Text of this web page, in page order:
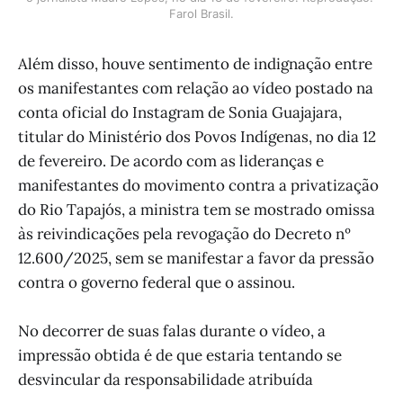
Farol Brasil.
Além disso, houve sentimento de indignação entre
os manifestantes com relação ao vídeo postado na
conta oficial do Instagram de Sonia Guajajara,
titular do Ministério dos Povos Indígenas, no dia 12
de fevereiro. De acordo com as lideranças e
manifestantes do movimento contra a privatização
do Rio Tapajós, a ministra tem se mostrado omissa
às reivindicações pela revogação do Decreto nº
12.600/2025, sem se manifestar a favor da pressão
contra o governo federal que o assinou.
No decorrer de suas falas durante o vídeo, a
impressão obtida é de que estaria tentando se
desvincular da responsabilidade atribuída